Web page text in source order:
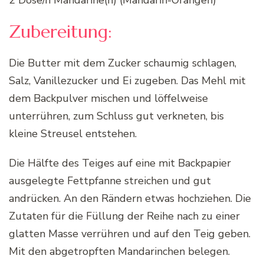
Zubereitung:
Die Butter mit dem Zucker schaumig schlagen,
Salz, Vanillezucker und Ei zugeben. Das Mehl mit
dem Backpulver mischen und löffelweise
unterrühren, zum Schluss gut verkneten, bis
kleine Streusel entstehen.
Die Hälfte des Teiges auf eine mit Backpapier
ausgelegte Fettpfanne streichen und gut
andrücken. An den Rändern etwas hochziehen. Die
Zutaten für die Füllung der Reihe nach zu einer
glatten Masse verrühren und auf den Teig geben.
Mit den abgetropften Mandarinchen belegen.